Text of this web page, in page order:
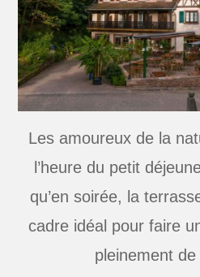
Les amoureux de la
l’heure du petit
qu’en soirée, la
cadre idéal pour faire
pleinement